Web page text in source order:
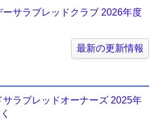
サラブレッドクラブ 2026年度
最新の更新情報
ラブレッドオーナーズ 2025年